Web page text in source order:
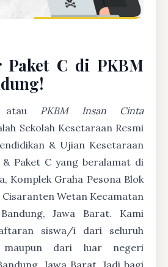
Paket C di PKBM
PKBM Insan Cinta
Sekolah Kesetaraan Resmi
& Ujian Kesetaraan
& Paket C yang beralamat di
Komplek Graha Pesona Blok
Cisaranten Wetan Kecamatan
Jawa Barat. Kami
siswa/i dari seluruh
maupun dari luar negeri
Jawa Barat. Jadi bagi